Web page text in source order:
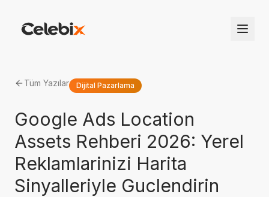
Tüm Yazılar Dijital Pazarlama
Google Ads Location
Assets Rehberi 2026: Yerel
Reklamlarinizi Harita
Sinyalleriyle Guclendirin